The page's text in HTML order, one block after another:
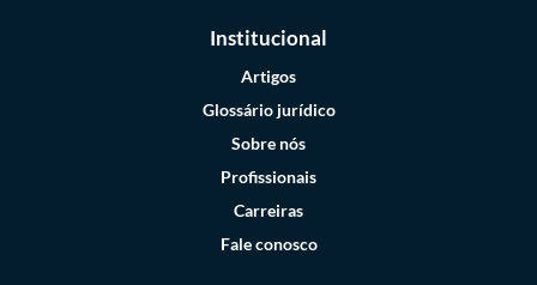
Institucional
Artigos
Glossário jurídico
Sobre nós
Profissionais
Carreiras
Fale conosco